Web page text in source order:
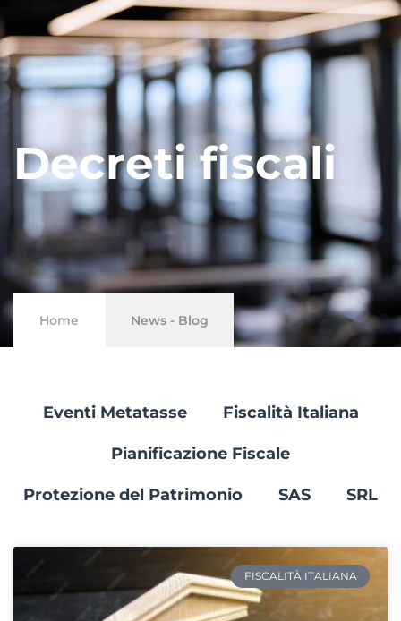
Decreti fiscali
Home News - Blog
Eventi Metatasse Fiscalità Italiana
Pianificazione Fiscale
Protezione del Patrimonio SAS SRL
FISCALITÀ ITALIANA